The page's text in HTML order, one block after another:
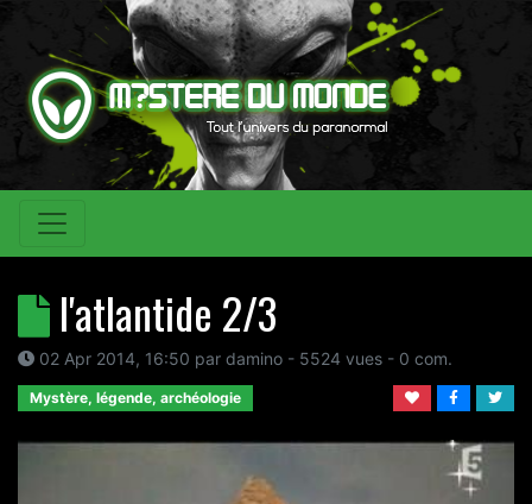
l'atlantide 2/3
02 Apr 2014, 16:50 par damino - 5524 vues - 0 com.
Mystère, légende, archéologie